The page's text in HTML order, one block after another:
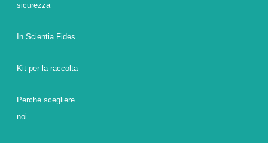
sicurezza
In Scientia Fides
Kit per la raccolta
Perché scegliere
noi